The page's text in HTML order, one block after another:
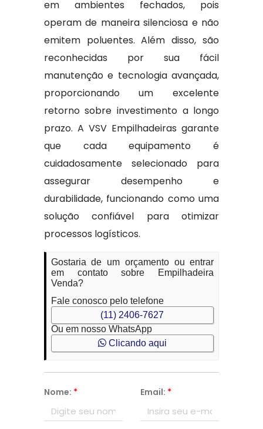
em ambientes fechados, pois
operam de maneira silenciosa e não
emitem poluentes. Além disso, são
reconhecidas por sua fácil
manutenção e tecnologia avançada,
proporcionando um excelente
retorno sobre investimento a longo
prazo. A VSV Empilhadeiras garante
que cada equipamento é
cuidadosamente selecionado para
assegurar desempenho e
durabilidade, funcionando como uma
solução confiável para otimizar
processos logísticos.
Gostaria de um orçamento ou entrar
em contato sobre Empilhadeira
Venda?
Fale conosco pelo telefone
(11) 2406-7627
Ou em nosso WhatsApp
Clicando aqui
Nome: * Email: *